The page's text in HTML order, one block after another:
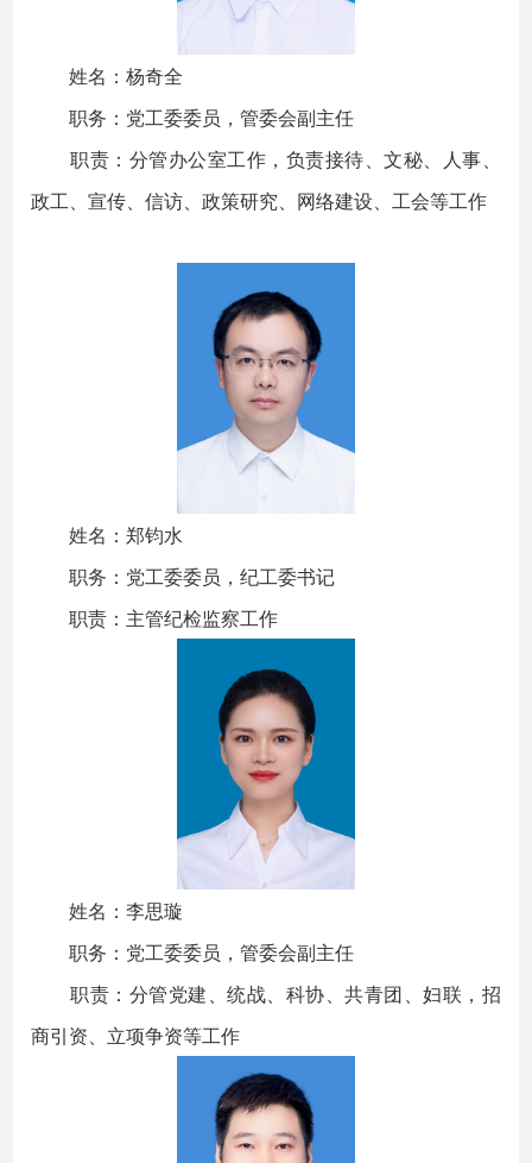
姓名：杨奇全
职务：党工委委员，管委会副主任
职责：分管办公室工作，负责接待、文秘、人事、
政工、宣传、信访、政策研究、网络建设、工会等工作
姓名：郑钧水
职务：党工委委员，纪工委书记
职责：主管纪检监察工作
姓名：李思璇
职务：党工委委员，管委会副主任
职责：分管党建、统战、科协、共青团、妇联，招
商引资、立项争资等工作